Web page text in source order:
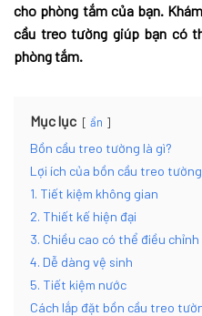
cho phòng tắm của bạn.
cầu treo tường giúp bạn có
phòng tắm.
Mục lục ẩn
Bồn cầu treo tường là gì?
Lợi ích của bồn cầu treo tường
1. Tiết kiệm không gian
2. Thiết kế hiện đại
3. Chiều cao có thể điều chỉnh
4. Dễ dàng vệ sinh
5. Tiết kiệm nước
Cách lắp đặt bồn cầu treo